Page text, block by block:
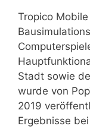
Tropico
Stadt sowie
wurde von
2019
Ergebnisse